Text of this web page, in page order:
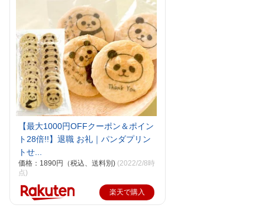
【最大1000円OFFクーポン＆ポイン
ト28倍!!】退職 お礼｜パンダプリン
トせ...
価格：1890円（税込、送料別) (2022/2/8時
点)
楽天で購入